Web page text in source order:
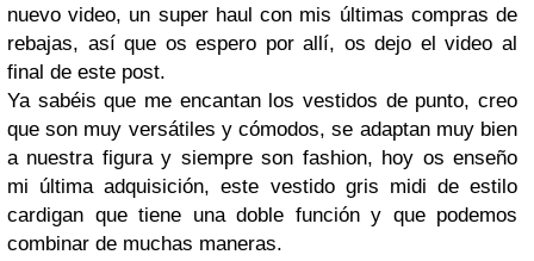
nuevo video, un super haul con mis últimas compras de
rebajas, así que os espero por allí, os dejo el video al
final de este post.
Ya sabéis que me encantan los vestidos de punto, creo
que son muy versátiles y cómodos, se adaptan muy bien
a nuestra figura y siempre son fashion, hoy os enseño
mi última adquisición, este vestido gris midi de estilo
cardigan que tiene una doble función y que podemos
combinar de muchas maneras.